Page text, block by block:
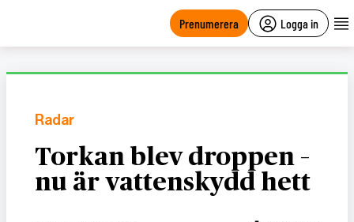
Prenumerera Logga in
Radar
Torkan blev droppen –
nu är vattenskydd hett